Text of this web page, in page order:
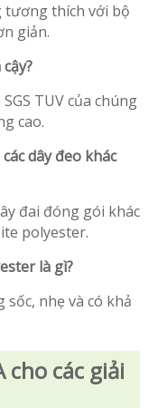
tương thích với bộ
giản.
TUV của chúng
cao.
dây đeo khác
đai đóng gói khác
polyester.
là gì?
nhẹ và có khả
cho các giải